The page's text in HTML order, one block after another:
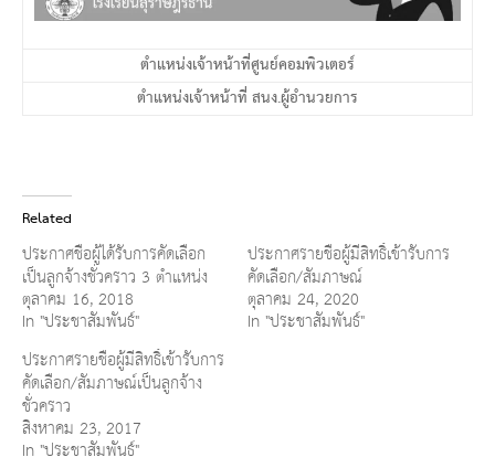
ตำแหน่งเจ้าหน้าที่ศูนย์คอมพิวเตอร์
ตำแหน่งเจ้าหน้าที่ สนง.ผู้อำนวยการ
Related
ประกาศชื่อผู้ได้รับการคัดเลือก
เป็นลูกจ้างชั่วคราว 3 ตำแหน่ง
ตุลาคม 16, 2018
In "ประชาสัมพันธ์"
ประกาศรายชื่อผู้มีสิทธิ์เข้ารับการ
คัดเลือก/สัมภาษณ์
ตุลาคม 24, 2020
In "ประชาสัมพันธ์"
ประกาศรายชื่อผู้มีสิทธิ์เข้ารับการ
คัดเลือก/สัมภาษณ์เป็นลูกจ้าง
ชั่วคราว
สิงหาคม 23, 2017
In "ประชาสัมพันธ์"